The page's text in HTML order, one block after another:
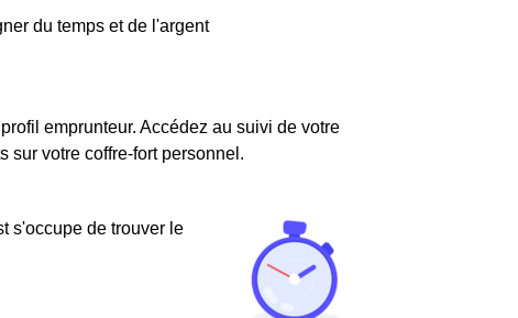
du temps et de l'argent
emprunteur. Accédez au suivi de votre
sur votre coffre-fort personnel.
s'occupe de trouver le